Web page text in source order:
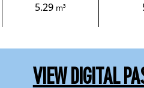
5.29 m³
VIEW DIGITAL